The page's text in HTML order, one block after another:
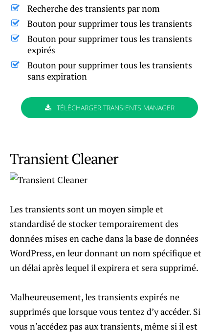
Recherche des transients par nom
Bouton pour supprimer tous les transients
Bouton pour supprimer tous les transients
expirés
Bouton pour supprimer tous les transients
sans expiration
TÉLÉCHARGER TRANSIENTS MANAGER
Transient Cleaner
Les transients sont un moyen simple et
standardisé de stocker temporairement des
données mises en cache dans la base de données
WordPress, en leur donnant un nom spécifique et
un délai après lequel il expirera et sera supprimé.
Malheureusement, les transients expirés ne
supprimés que lorsque vous tentez d’y accéder. Si
vous n’accédez pas aux transients, même si il est